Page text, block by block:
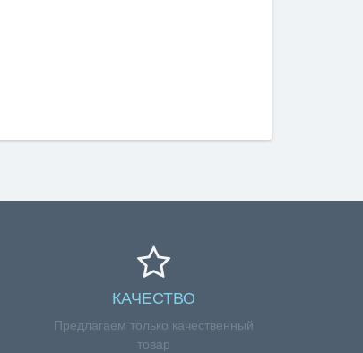
КАЧЕСТВО
Предлагаем только качественный
товар